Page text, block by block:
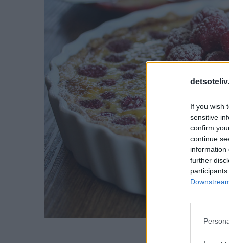
If you wish
sensitive
confirm
continue
information
further